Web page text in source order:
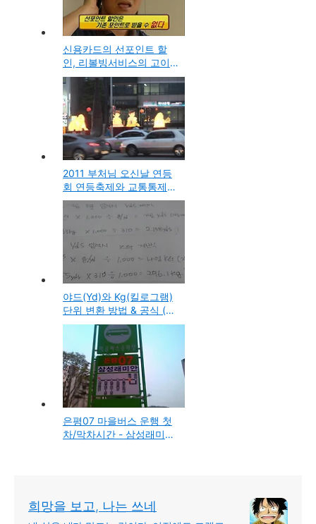
신용카드의 선포인트 할
인, 리볼빙서비스의 고이
자 함정과 신용카드 사용
팁
2011 부처님 오신날 연등
회 연등축제와 교통통제
정보
야드(Yd)와 Kg(킬로그램)
단위 변환 방법 & 공식 (길
이, 무게, 부피, 넓이 환산
은평07 마을버스 운행 첫
차/막차시간 - 삼성래미안,
희망을 보고, 나는 쓰네